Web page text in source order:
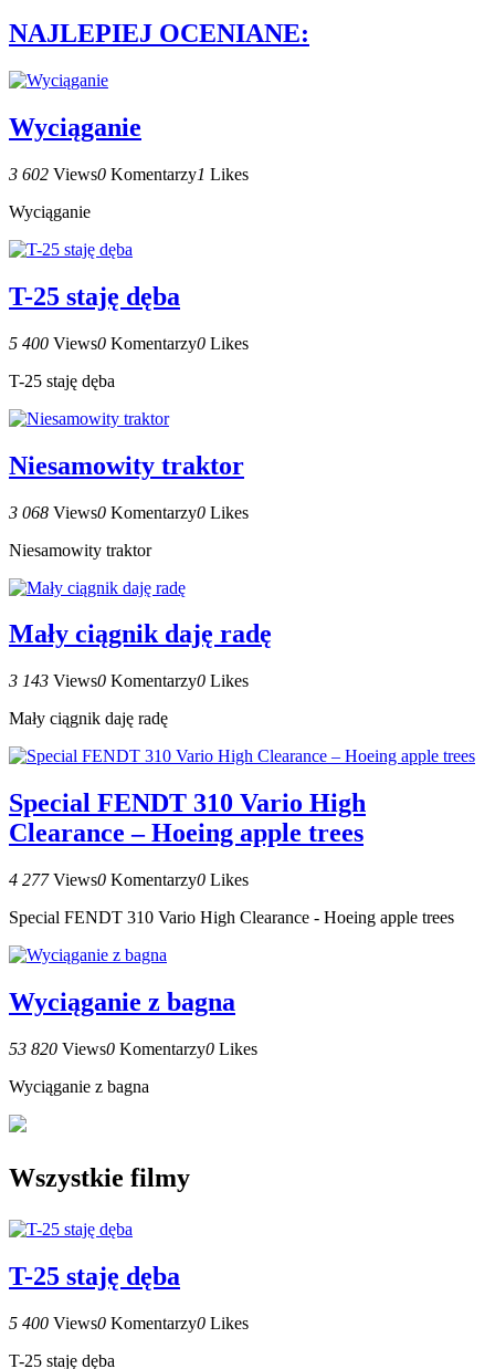
NAJLEPIEJ OCENIANE:
Wyciąganie
3 602 Views0 Komentarzy1 Likes
Wyciąganie
T-25 staję dęba
5 400 Views0 Komentarzy0 Likes
T-25 staję dęba
Niesamowity traktor
3 068 Views0 Komentarzy0 Likes
Niesamowity traktor
Mały ciągnik daję radę
3 143 Views0 Komentarzy0 Likes
Mały ciągnik daję radę
Special FENDT 310 Vario High
Clearance – Hoeing apple trees
4 277 Views0 Komentarzy0 Likes
Special FENDT 310 Vario High Clearance - Hoeing apple trees
Wyciąganie z bagna
53 820 Views0 Komentarzy0 Likes
Wyciąganie z bagna
Wszystkie filmy
T-25 staję dęba
5 400 Views0 Komentarzy0 Likes
T-25 staję dęba